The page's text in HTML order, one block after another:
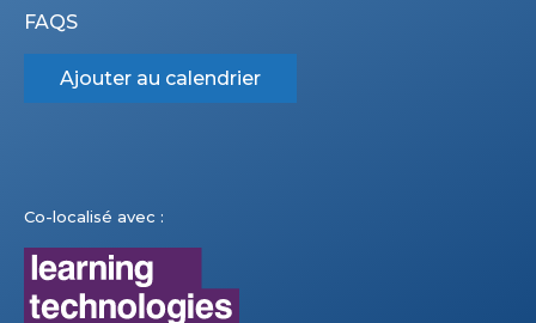
FAQS
Ajouter au calendrier
Co-localisé avec :